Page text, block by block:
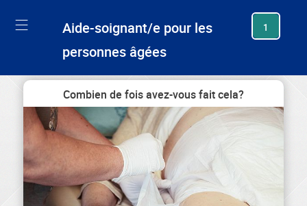
Aide-soignant/e pour les
personnes âgées
1
Combien de fois avez-vous fait cela?